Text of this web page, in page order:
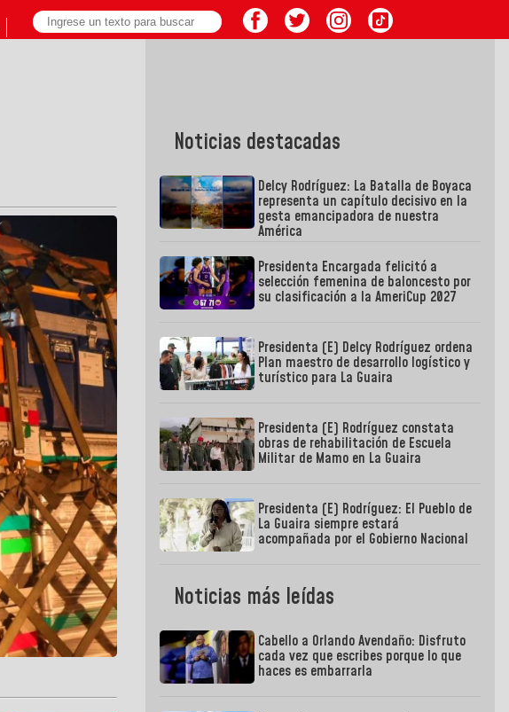
Noticias destacadas
Delcy Rodríguez: La Batalla de Boyaca
representa un capítulo decisivo en la
gesta emancipadora de nuestra
América
Presidenta Encargada felicitó a
selección femenina de baloncesto por
su clasificación a la AmeriCup 2027
Presidenta (E) Delcy Rodríguez ordena
Plan maestro de desarrollo logístico y
turístico para La Guaira
Presidenta (E) Rodríguez constata
obras de rehabilitación de Escuela
Militar de Mamo en La Guaira
Presidenta (E) Rodríguez: El Pueblo de
La Guaira siempre estará
acompañada por el Gobierno Nacional
Noticias más leídas
Cabello a Orlando Avendaño: Disfruto
cada vez que escribes porque lo que
haces es embarrarla